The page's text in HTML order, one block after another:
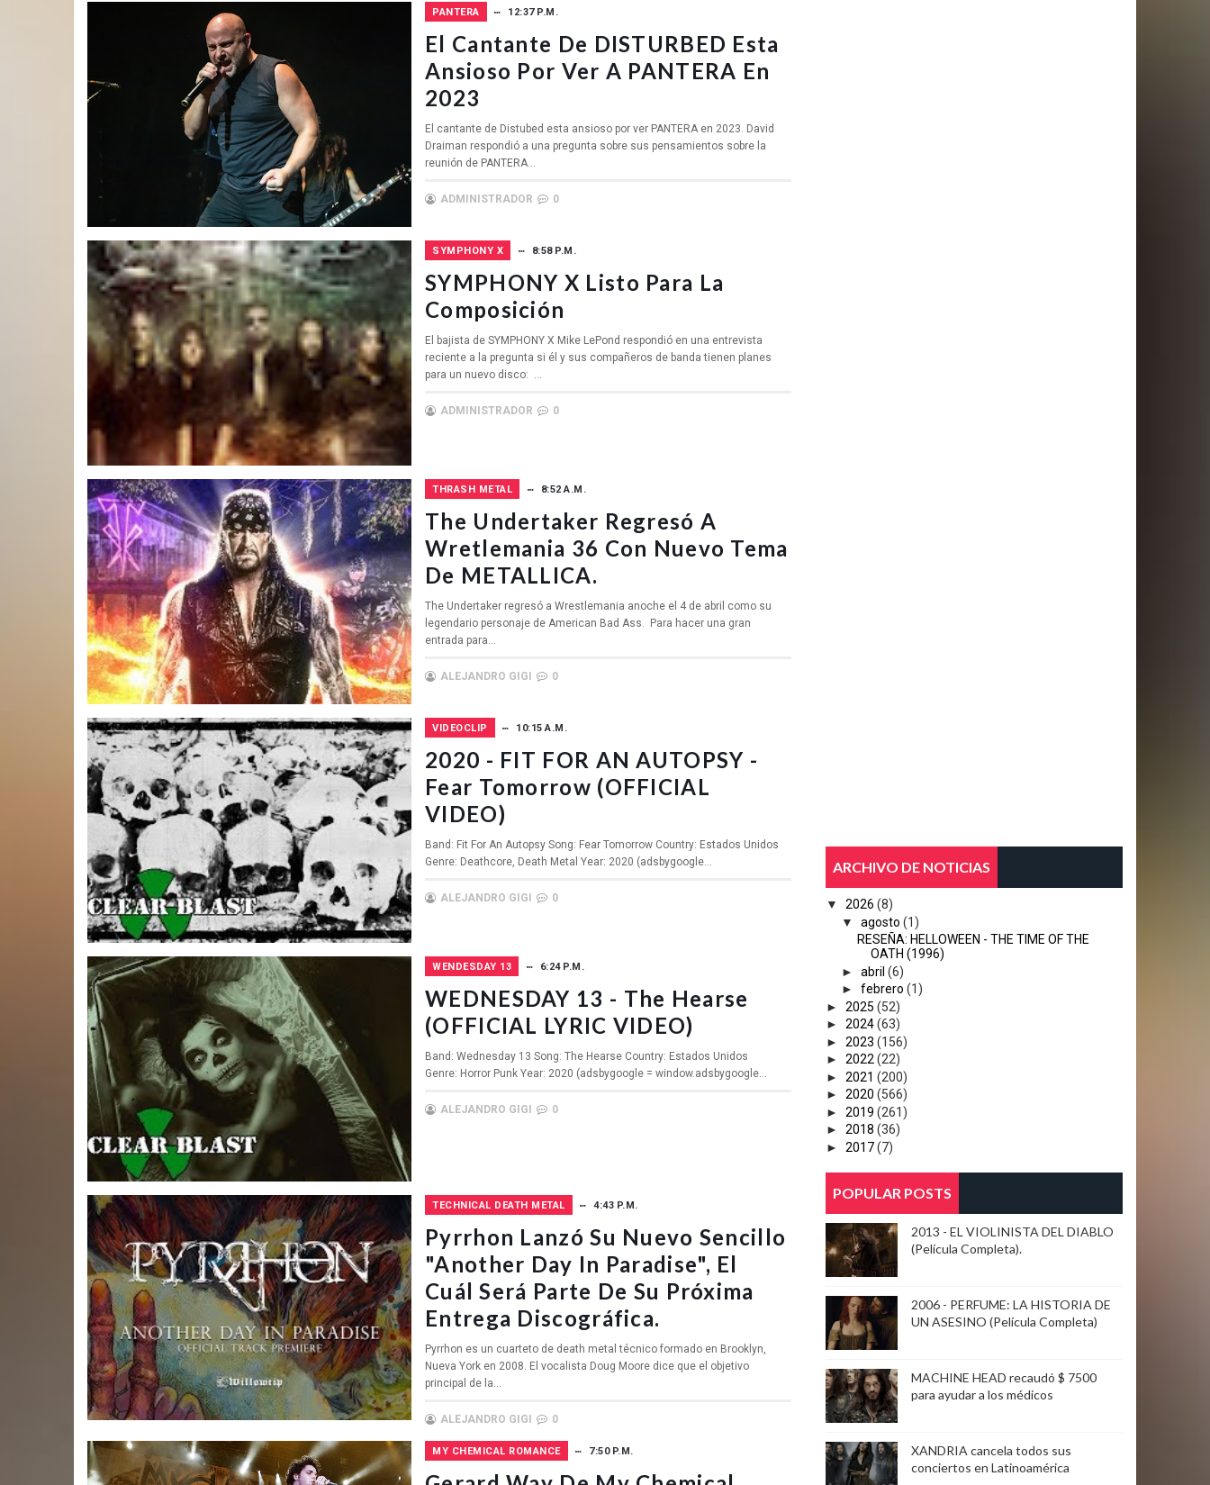
PANTERA 12:37 P.M.
El Cantante De DISTURBED Esta
Ansioso Por Ver A PANTERA En
2023
El cantante de Distubed esta ansioso por ver PANTERA en 2023. David
Draiman respondió a una pregunta sobre sus pensamientos sobre la
reunión de PANTERA...
ADMINISTRADOR 0
SYMPHONY X 8:58 P.M.
SYMPHONY X Listo Para La
Composición
El bajista de SYMPHONY X Mike LePond respondió en una entrevista
reciente a la pregunta si él y sus compañeros de banda tienen planes
para un nuevo disco: ...
ADMINISTRADOR 0
THRASH METAL 8:52 A.M.
The Undertaker Regresó A
Wretlemania 36 Con Nuevo Tema
De METALLICA.
The Undertaker regresó a Wrestlemania anoche el 4 de abril como su
legendario personaje de American Bad Ass. Para hacer una gran
entrada para...
ALEJANDRO GIGI 0
VIDEOCLIP 10:15 A.M.
2020 - FIT FOR AN AUTOPSY -
Fear Tomorrow (OFFICIAL
VIDEO)
Band: Fit For An Autopsy Song: Fear Tomorrow Country: Estados Unidos
Genre: Deathcore, Death Metal Year: 2020 (adsbygoogle...
ALEJANDRO GIGI 0
WENDESDAY 13 6:24 P.M.
WEDNESDAY 13 - The Hearse
(OFFICIAL LYRIC VIDEO)
Band: Wednesday 13 Song: The Hearse Country: Estados Unidos
Genre: Horror Punk Year: 2020 (adsbygoogle = window.adsbygoogle...
ALEJANDRO GIGI 0
TECHNICAL DEATH METAL 4:43 P.M.
Pyrrhon Lanzó Su Nuevo Sencillo
"Another Day In Paradise", El
Cuál Será Parte De Su Próxima
Entrega Discográfica.
Pyrrhon es un cuarteto de death metal técnico formado en Brooklyn,
Nueva York en 2008. El vocalista Doug Moore dice que el objetivo
principal de la...
ALEJANDRO GIGI 0
MY CHEMICAL ROMANCE 7:50 P.M.
ARCHIVO DE NOTICIAS
▼ 2026 (8)
▼
agosto (1)
RESEÑA: HELLOWEEN - THE TIME OF THE
OATH (1996)
► abril (6)
► febrero (1)
► 2025 (52)
► 2024(63)
► 2023 (156)
► 2022 (22)
► 2021 (200)
► 2020 (566)
► 2019 (261)
► 2018 (36)
► 2017(7)
POPULAR POSTS
2013 - EL VIOLINISTA DEL DIABLO
(Película Completa).
2006 - PERFUME: LA HISTORIA DE
UN ASESINO (Película Completa)
MACHINE HEAD recaudó $ 7500
para ayudar a los médicos
XANDRIA cancela todos sus
conciertos en Latinoamérica